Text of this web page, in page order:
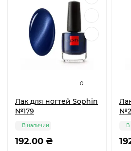
0
Лак для ногтей Sophin
№179
192.00 ₴
В наличии В